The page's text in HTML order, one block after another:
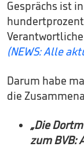
Gesprächs ist
(NEWS: Alle
Darum habe
die
„Die
zum BVB: